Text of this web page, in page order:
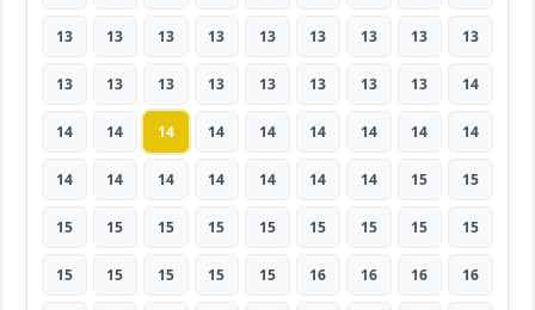
13 13 13 13 13 13 13 13 13
13 13 13 13 13 13 13 13 14
14 14 14 14 14 14 14 14 14
14 14 14 14 14 14 14 15 15
15 15 15 15 15 15 15 15 15
15 15 15 15 15 16 16 16 16